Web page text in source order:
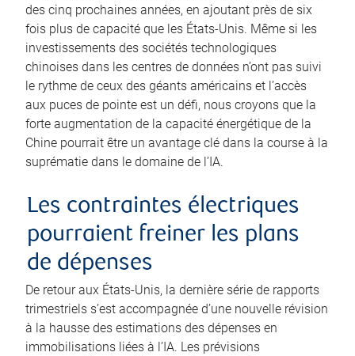
des cinq prochaines années, en ajoutant près de six
fois plus de capacité que les États-Unis. Même si les
investissements des sociétés technologiques
chinoises dans les centres de données n’ont pas suivi
le rythme de ceux des géants américains et l’accès
aux puces de pointe est un défi, nous croyons que la
forte augmentation de la capacité énergétique de la
Chine pourrait être un avantage clé dans la course à la
suprématie dans le domaine de l’IA.
Les contraintes électriques
pourraient freiner les plans
de dépenses
De retour aux États-Unis, la dernière série de rapports
trimestriels s’est accompagnée d’une nouvelle révision
à la hausse des estimations des dépenses en
immobilisations liées à l’IA. Les prévisions